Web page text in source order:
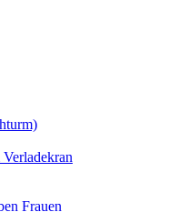
Frauen